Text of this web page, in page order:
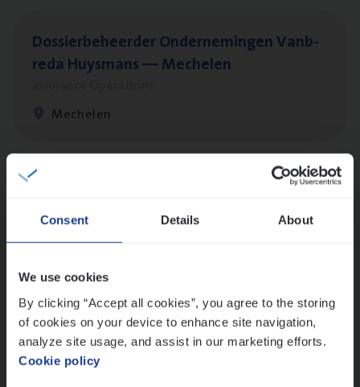
Consent Details About
We use cookies
By clicking “Accept all cookies”, you agree to the storing
of cookies on your device to enhance site navigation,
analyze site usage, and assist in our marketing efforts.
Cookie policy
Dos­sier­be­heer­der Onder­ne­min­gen Van­b­
re­da Huys­mans — Mechelen
Mechelen
Dos­sier­be­heer­der Pro­per­ty verzekeringen
Insurance Operations
Antwerpen en Hasselt
Dos­sier­be­heer­der ver­ze­ke­rin­gen — Soci­al
Pro­fit en Public
Insurance Operations